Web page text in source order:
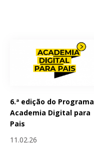
6.ª edição do Programa
Academia Digital para
Pais
11.02.26